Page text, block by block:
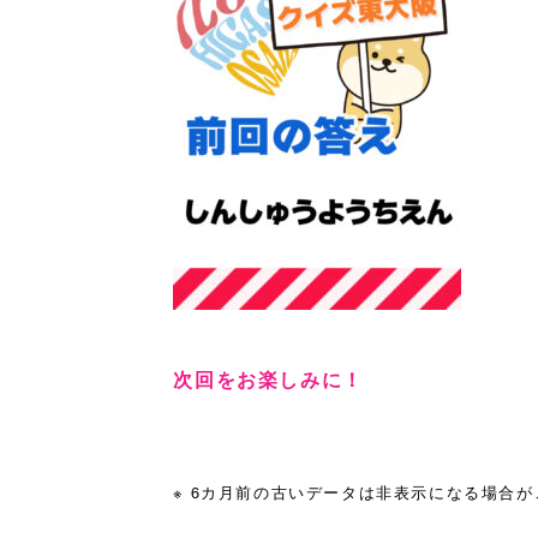
次回をお楽しみに！
※ 6カ月前の古いデータは非表示になる場合が